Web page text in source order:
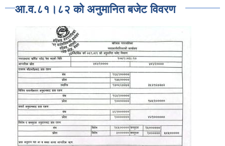
आ.व.८१।८२ को अनुमानित बजेट विवरण